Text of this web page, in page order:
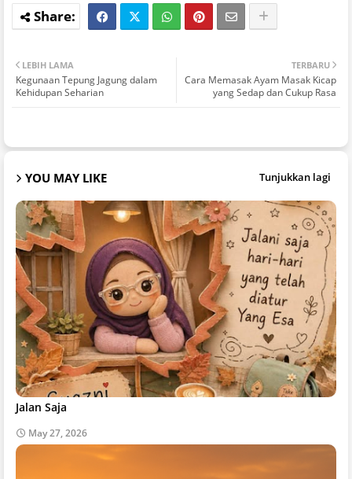
TERBARU
Cara Memasak Ayam Masak Kicap
yang Sedap dan Cukup Rasa
LEBIH LAMA
Kegunaan Tepung Jagung dalam
Kehidupan Seharian
YOU MAY LIKE Tunjukkan lagi
Jalan Saja
May 27, 2026